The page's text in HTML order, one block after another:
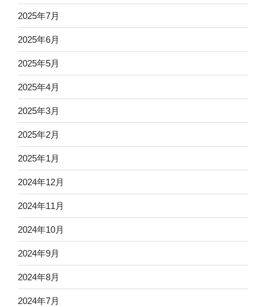
2025年7月
2025年6月
2025年5月
2025年4月
2025年3月
2025年2月
2025年1月
2024年12月
2024年11月
2024年10月
2024年9月
2024年8月
2024年7月